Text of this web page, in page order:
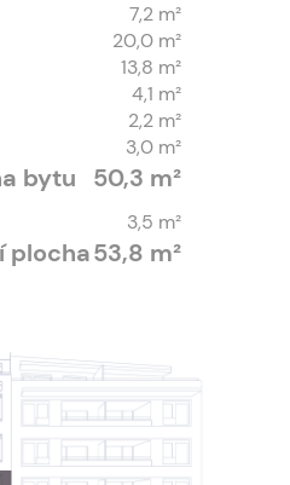
7,2 m²
20,0 m²
13,8 m²
4,1 m²
2,2 m²
3,0 m²
bytu 50,3 m²
3,5 m²
plocha53,8 m²